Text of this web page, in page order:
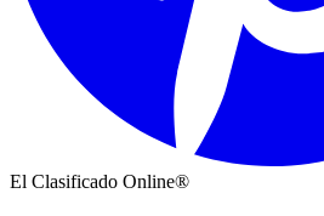
El Clasificado Online®